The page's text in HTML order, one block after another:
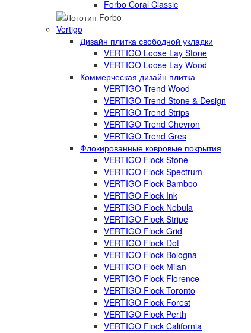
Forbo Coral Classic
Vertigo
Дизайн плитка свободной укладки
VERTIGO Loose Lay Stone
VERTIGO Loose Lay Wood
Коммерческая дизайн плитка
VERTIGO Trend Wood
VERTIGO Trend Stone & Design
VERTIGO Trend Strips
VERTIGO Trend Chevron
VERTIGO Trend Gres
Флокированные ковровые покрытия
VERTIGO Flock Stone
VERTIGO Flock Spectrum
VERTIGO Flock Bamboo
VERTIGO Flock Ink
VERTIGO Flock Nebula
VERTIGO Flock Stripe
VERTIGO Flock Grid
VERTIGO Flock Dot
VERTIGO Flock Bologna
VERTIGO Flock Milan
VERTIGO Flock Florence
VERTIGO Flock Toronto
VERTIGO Flock Forest
VERTIGO Flock Perth
VERTIGO Flock California